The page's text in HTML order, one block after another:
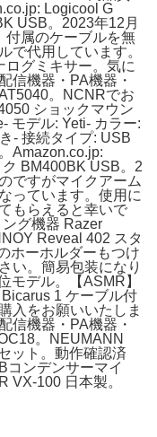
Logicool G
USB。2023年12月
付属のケーブルを無
で代用しています。
グミキサー。気に
信機器・PA機器・
。NCNRでお
ショックマウン
モデル: Yeti- カラー:
- 接続タイプ: USB
Amazon.co.jp:
BM400BK USB。2
ですがマイクアーム
っています。使用に
もらえると幸いで
グ機器 Razer
Reveal 402 スタ
ホーホルダーもつけ
い。簡易包装になり
モデル。【ASMR】
1 ケーブル付
入をお願いいたしま
信機器・PA機器・
。NEUMANN
ット。動作確認済
ンデンサーマイ
VX-100 日本製。